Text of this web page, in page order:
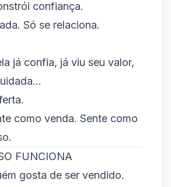
confiança.
Só se relaciona.
já confia, já viu seu valor,
como venda. Sente como
FUNCIONA
gosta de ser vendido.